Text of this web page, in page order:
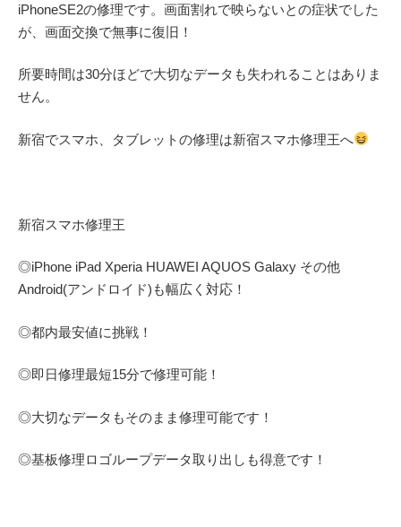
iPhoneSE2の修理です。画面割れで映らないとの症状でした
が、画面交換で無事に復旧！
所要時間は30分ほどで大切なデータも失われることはありま
せん。
新宿でスマホ、タブレットの修理は新宿スマホ修理王へ
新宿スマホ修理王
◎iPhone iPad Xperia HUAWEI AQUOS Galaxy その他
Android(アンドロイド) も幅広く対応！
◎都内最安値に挑戦！
◎即日修理最短15分で修理可能！
◎大切なデータもそのまま修理可能です！
◎基板修理ロゴループデータ取り出しも得意です！